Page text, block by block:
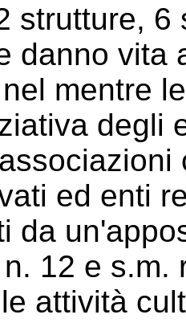
strutture,
danno vita
mentre
degli
ed enti
da
12 e s.m.
attività